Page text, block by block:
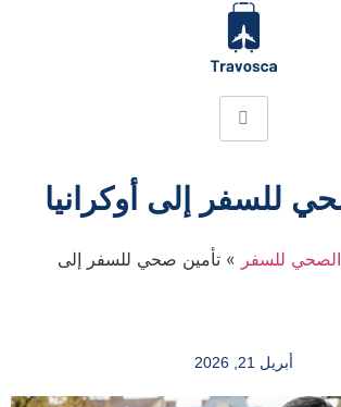
للسفر إلى أوكرانيا
الصحي للسفر » تأمين صحي للسفر إلى
أبريل 21, 2026